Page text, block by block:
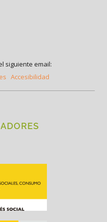
siguiente email:
Accesibilidad